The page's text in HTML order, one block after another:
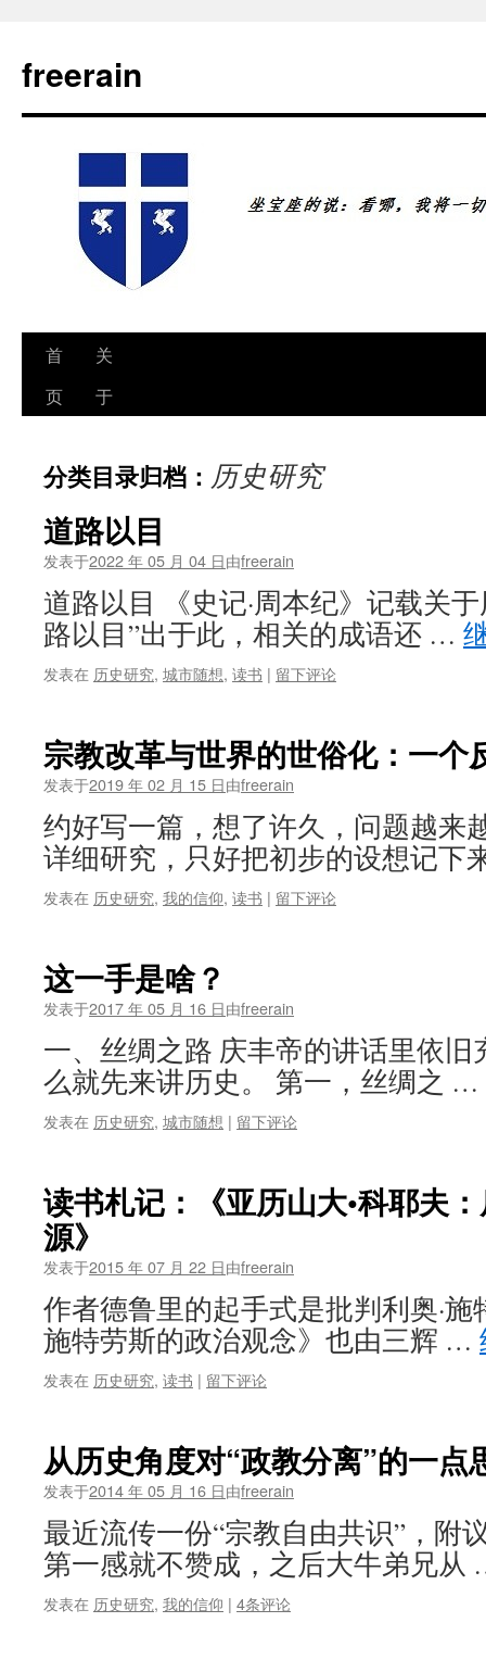
freerain
跳
至
文
首
页
关
于
分类目录归档： 历史研究
道路以目
发表于2022 年 05 月 04 日由freerain
道路以目 《史记·周本纪》记载关
路以目”出于此，相关的成语还 …
发表在 历史研究, 城市随想, 读书 | 留下评论
宗教改革与世界的世俗化：一个
发表于2019 年 02 月 15 日由freerain
约好写一篇，想了许久，问题越来
详细研究，只好把初步的设想记
发表在 历史研究, 我的信仰, 读书 | 留下评论
这一手是啥？
发表于2017 年 05 月 16 日由freerain
一、丝绸之路 庆丰帝的讲话里依
么就先来讲历史。 第一，丝绸之 …
发表在 历史研究, 城市随想 | 留下评论
读书札记：《亚历山大•科耶夫
源》
发表于2015 年 07 月 22 日由freerain
作者德鲁里的起手式是批判利奥·施
施特劳斯的政治观念》也由三辉 …
发表在 历史研究, 读书 | 留下评论
从历史角度对“政教分离”的一点
发表于2014 年 05 月 16 日由freerain
最近流传一份“宗教自由共识”，附
第一感就不赞成，之后大牛弟兄
发表在 历史研究, 我的信仰 | 4条评论